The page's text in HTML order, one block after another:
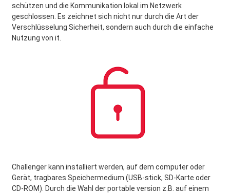
schützen und die Kommunikation lokal im Netzwerk
geschlossen. Es zeichnet sich nicht nur durch die Art der
Verschlüsselung Sicherheit, sondern auch durch die einfache
Nutzung von it.
Challenger kann installiert werden, auf dem computer oder
Gerät, tragbares Speichermedium (USB-stick, SD-Karte oder
CD-ROM). Durch die Wahl der portable version z.B. auf einem